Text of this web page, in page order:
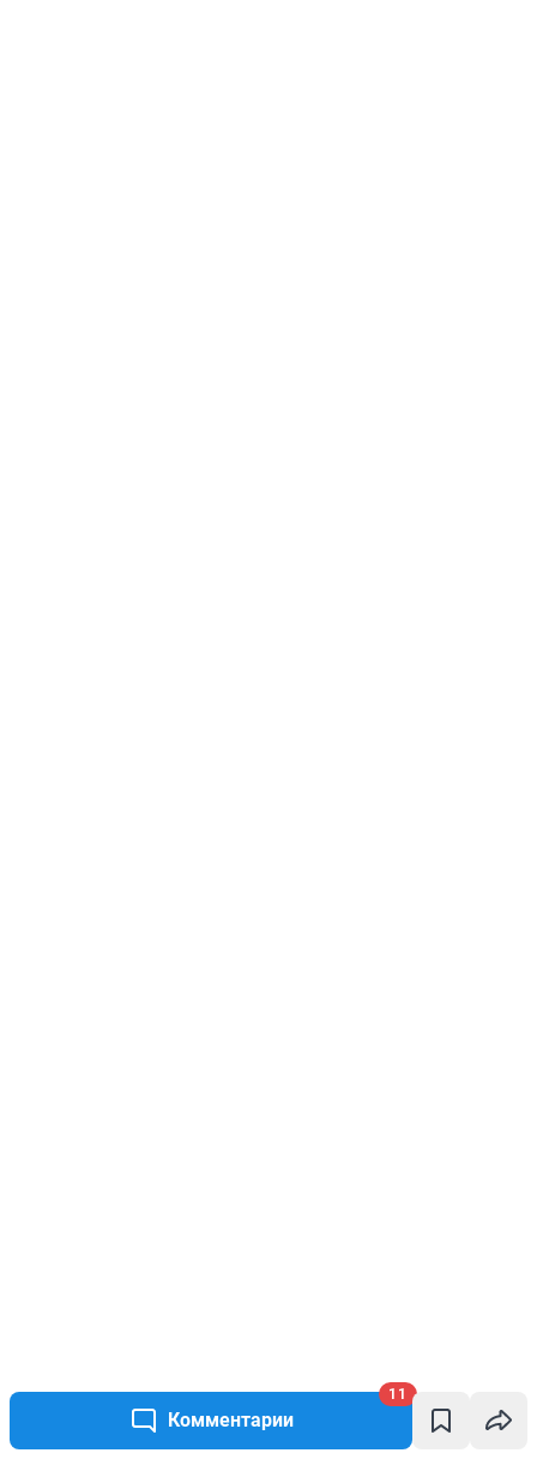
Комментарии
11